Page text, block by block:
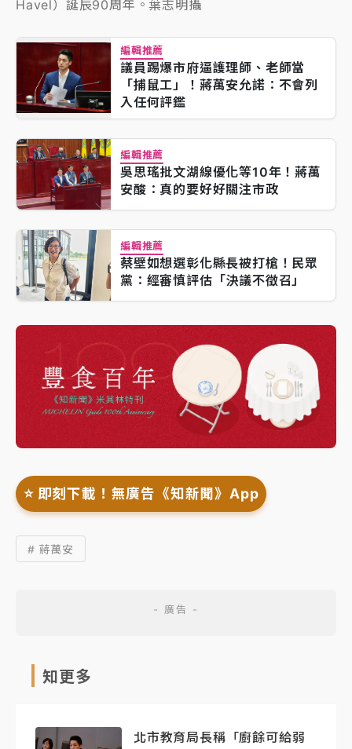
Havel）誕辰90周年。葉志明攝
編輯推薦
議員踢爆市府逼護理師、老師當
「捕鼠工」！蔣萬安允諾：不會列
入任何評鑑
編輯推薦
吳思瑤批文湖線優化等10年！蔣萬
安酸：真的要好好關注市政
編輯推薦
蔡壁如想選彰化縣長被打槍！民眾
黨：經審慎評估「決議不徵召」
⭐️ 即刻下載！無廣告《知新聞》App
# 蔣萬安
知更多
北市教育局長稱「廚餘可給弱